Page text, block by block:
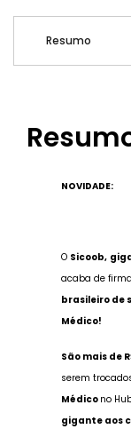
Resumo
NOVIDADE:
O Sicoob,
acaba de
brasileiro de
Médico!
São mais de
serem
Médico no
gigante aos